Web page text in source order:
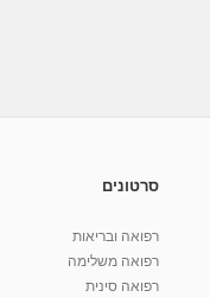
סרטונים
רפואה ובריאות
רפואה משלימה
רפואה סינית